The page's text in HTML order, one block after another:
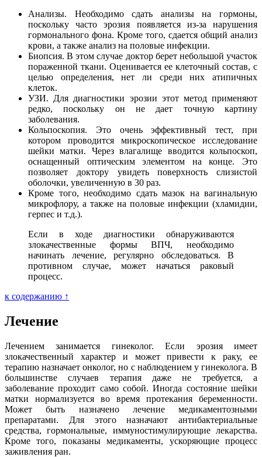
Анализы. Необходимо сдать анализы на гормоны,
поскольку часто эрозия появляется из-за нарушения
гормонального фона. Кроме того, сдается общий анализ
крови, а также анализ на половые инфекции.
Биопсия. В этом случае доктор берет небольшой участок
пораженной ткани. Оценивается ее клеточный состав, с
целью определения, нет ли среди них атипичных
клеток.
УЗИ. Для диагностики эрозии этот метод применяют
редко, поскольку он не дает точную картину
заболевания.
Кольпоскопия. Это очень эффективный тест, при
котором проводится микроскопическое исследование
шейки матки. Через влагалище вводится кольпоскоп,
оснащенный оптическим элементом на конце. Это
позволяет доктору увидеть поверхность слизистой
оболочки, увеличенную в 30 раз.
Кроме того, необходимо сдать мазок на вагинальную
микрофлору, а также на половые инфекции (хламидии,
герпес и т.д.).
Если в ходе диагностики обнаруживаются
злокачественные формы ВПЧ, необходимо
начинать лечение, регулярно обследоваться. В
противном случае, может начаться раковый
процесс.
к содержанию ↑
Лечение
Лечением занимается гинеколог. Если эрозия имеет
злокачественный характер и может привести к раку, ее
терапию назначает онколог, но с наблюдением у гинеколога. В
большинстве случаев терапия даже не требуется, а
заболевание проходит само собой. Иногда состояние шейки
матки нормализуется во время протекания беременности.
Может быть назначено лечение медикаментозными
препаратами. Для этого назначают антибактериальные
средства, гормональные, иммуностимулирующие лекарства.
Кроме того, показаны медикаменты, ускоряющие процесс
заживления ран.